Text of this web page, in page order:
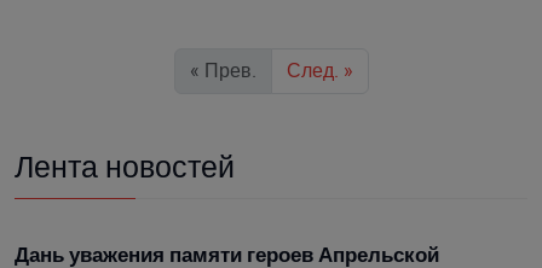
« Прев. След. »
Лента новостей
Дань уважения памяти героев Апрельской